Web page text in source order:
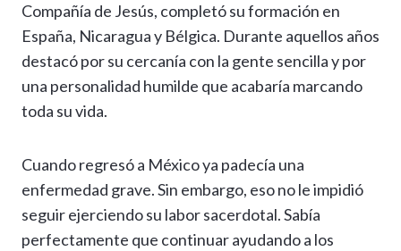
Compañía de Jesús, completó su formación en
España, Nicaragua y Bélgica. Durante aquellos años
destacó por su cercanía con la gente sencilla y por
una personalidad humilde que acabaría marcando
toda su vida.
Cuando regresó a México ya padecía una
enfermedad grave. Sin embargo, eso no le impidió
seguir ejerciendo su labor sacerdotal. Sabía
perfectamente que continuar ayudando a los